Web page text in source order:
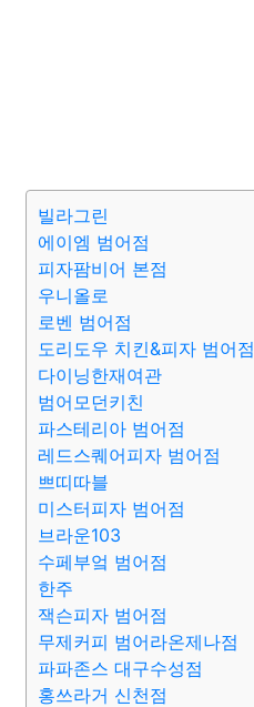
빌라그린
에이엠 범어점
피자팜비어 본점
우니올로
로벤 범어점
도리도우 치킨&피자 범어점
다이닝한재여관
범어모던키친
파스테리아 범어점
레드스퀘어피자 범어점
쁘띠따블
미스터피자 범어점
브라운103
수페부엌 범어점
한주
잭슨피자 범어점
무제커피 범어라온제나점
파파존스 대구수성점
홍쓰라거 신천점